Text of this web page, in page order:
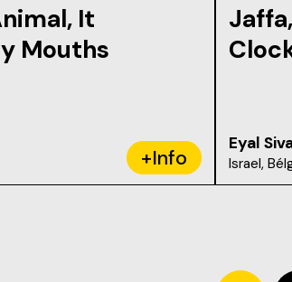
It
Mouths
+Info
Eyal
Israel,